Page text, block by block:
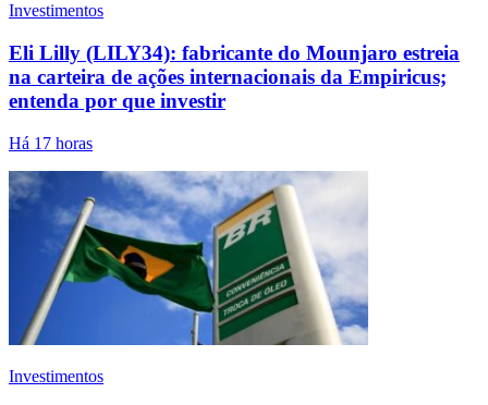
Investimentos
Eli Lilly (LILY34): fabricante do Mounjaro estreia
na carteira de ações internacionais da Empiricus;
entenda por que investir
Há 17 horas
Investimentos